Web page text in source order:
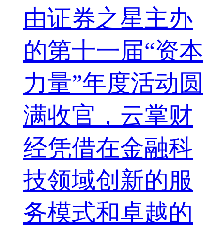
由证券之星主办
的第十一届“资本
力量”年度活动圆
满收官，云掌财
经凭借在金融科
技领域创新的服
务模式和卓越的